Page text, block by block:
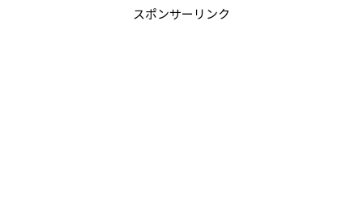
スポンサーリンク